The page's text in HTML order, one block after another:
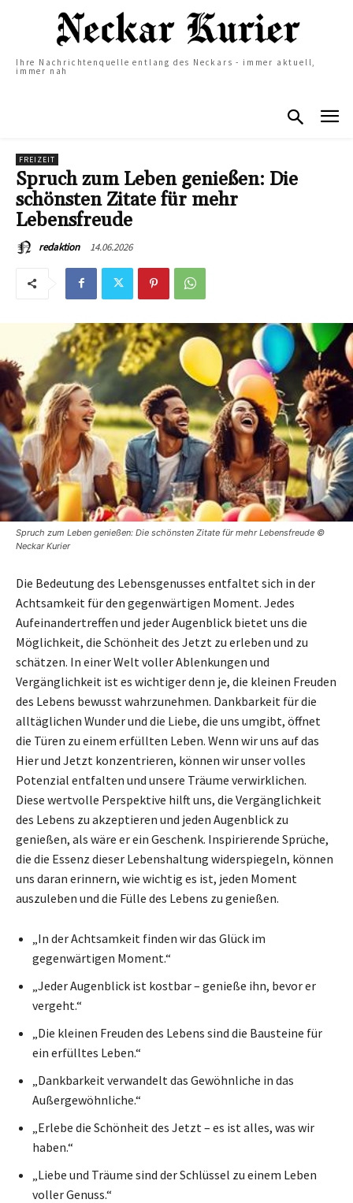
Ihre Nachrichtenquelle entlang des Neckars - immer aktuell,
immer nah
FREIZEIT
Spruch zum Leben genießen: Die
schönsten Zitate für mehr
Lebensfreude
redaktion 14.06.2026
Spruch zum Leben genießen: Die schönsten Zitate für mehr Lebensfreude ©
Neckar Kurier
Die Bedeutung des Lebensgenusses entfaltet sich in der
Achtsamkeit für den gegenwärtigen Moment. Jedes
Aufeinandertreffen und jeder Augenblick bietet uns die
Möglichkeit, die Schönheit des Jetzt zu erleben und zu
schätzen. In einer Welt voller Ablenkungen und
Vergänglichkeit ist es wichtiger denn je, die kleinen Freuden
des Lebens bewusst wahrzunehmen. Dankbarkeit für die
alltäglichen Wunder und die Liebe, die uns umgibt, öffnet
die Türen zu einem erfüllten Leben. Wenn wir uns auf das
Hier und Jetzt konzentrieren, können wir unser volles
Potenzial entfalten und unsere Träume verwirklichen.
Diese wertvolle Perspektive hilft uns, die Vergänglichkeit
des Lebens zu akzeptieren und jeden Augenblick zu
genießen, als wäre er ein Geschenk. Inspirierende Sprüche,
die die Essenz dieser Lebenshaltung widerspiegeln, können
uns daran erinnern, wie wichtig es ist, jeden Moment
auszuleben und die Fülle des Lebens zu genießen.
„In der Achtsamkeit finden wir das Glück im
gegenwärtigen Moment.“
„Jeder Augenblick ist kostbar – genieße ihn, bevor er
vergeht.“
„Die kleinen Freuden des Lebens sind die Bausteine für
ein erfülltes Leben.“
„Dankbarkeit verwandelt das Gewöhnliche in das
Außergewöhnliche.“
„Erlebe die Schönheit des Jetzt – es ist alles, was wir
haben.“
„Liebe und Träume sind der Schlüssel zu einem Leben
voller Genuss.“